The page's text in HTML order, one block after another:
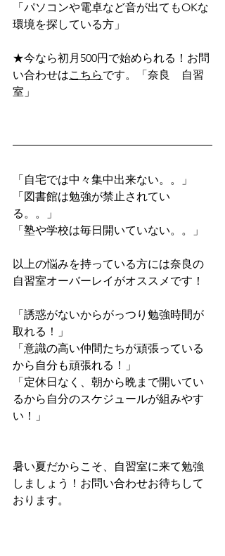
「パソコンや電卓など音が出てもOKな
環境を探している方」
★今なら初月500円で始められる！お問
い合わせはこちらです。「奈良　自習
室」
「自宅では中々集中出来ない。。」
「図書館は勉強が禁止されてい
る。。」
「塾や学校は毎日開いていない。。」
以上の悩みを持っている方には奈良の
自習室オーバーレイがオススメです！
「誘惑がないからがっつり勉強時間が
取れる！」
「意識の高い仲間たちが頑張っている
から自分も頑張れる！」
「定休日なく、朝から晩まで開いてい
るから自分のスケジュールが組みやす
い！」
暑い夏だからこそ、自習室に来て勉強
しましょう！お問い合わせお待ちして
おります。